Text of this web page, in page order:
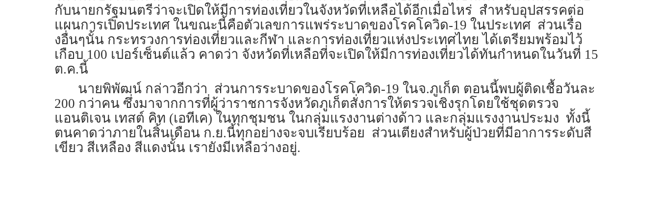
กับนายกรัฐมนตรีว่าจะเปิดให้มีการท่องเที่ยวในจังหวัดที่เหลือได้อีกเมื่อไหร่ สำหรับอุปสรรคต่อ
แผนการเปิดประเทศ ในขณะนี้คือตัวเลขการแพร่ระบาดของโรคโควิด-19 ในประเทศ ส่วนเรื่อ
งอื่นๆนั้น กระทรวงการท่องเที่ยวและกีฬา และการท่องเที่ยวแห่งประเทศไทย ได้เตรียมพร้อมไว้
เกือบ 100 เปอร์เซ็นต์แล้ว คาดว่า จังหวัดที่เหลือที่จะเปิดให้มีการท่องเที่ยวได้ทันกำหนดในวันที่ 15
ต.ค.นี้
นายพิพัฒน์ กล่าวอีกว่า ส่วนการระบาดของโรคโควิด-19 ในจ.ภูเก็ต ตอนนี้พบผู้ติดเชื้อวันละ
200 กว่าคน ซึ่งมาจากการที่ผู้ว่าราชการจังหวัดภูเก็ตสั่งการให้ตรวจเชิงรุกโดยใช้ชุดตรวจ
แอนติเจน เทสต์ คิท (เอทีเค) ในทุกชุมชน ในกลุ่มแรงงานต่างด้าว และกลุ่มแรงงานประมง ทั้งนี้
ตนคาดว่าภายในสิ้นเดือน ก.ย.นี้ทุกอย่างจะจบเรียบร้อย ส่วนเตียงสำหรับผู้ป่วยที่มีอาการระดับสี
เขียว สีเหลือง สีแดงนั้น เรายังมีเหลือว่างอยู่.